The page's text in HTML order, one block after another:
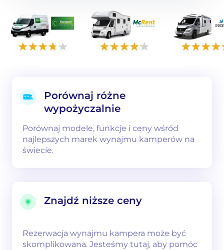
Porównaj różne
wypożyczalnie
Porównaj modele, funkcje i ceny wśród
najlepszych marek wynajmu kamperów na
świecie.
Znajdź niższe ceny
Rezerwacja wynajmu kampera może być
skomplikowana. Jesteśmy tutaj, aby pomóc